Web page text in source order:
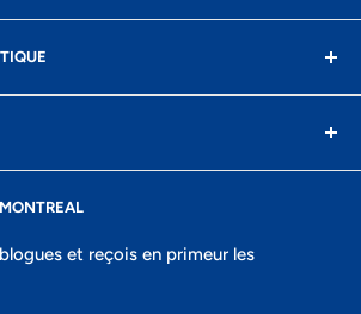
et reçois en primeur les